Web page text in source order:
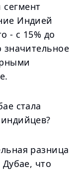
Индией
- с 15% до
значительное
стала
разница
что